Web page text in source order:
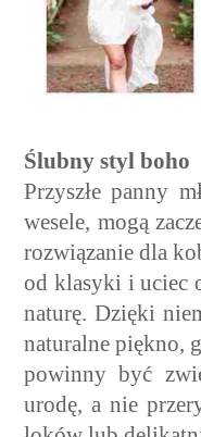
Ślubny styl boho
Przyszłe panny
wesele, mogą
rozwiązanie dla
od klasyki i uciec
naturę. Dzięki
naturalne piękno,
powinny być
urodę, a nie